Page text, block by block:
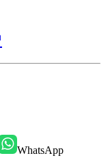
WhatsApp